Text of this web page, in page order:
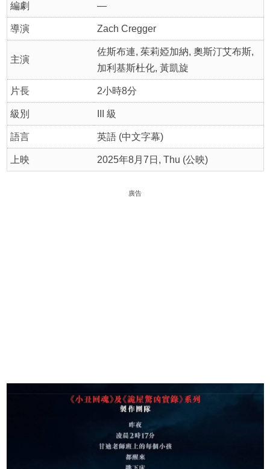
編劇 —
導演 Zach Cregger
主演
佐斯布連, 茱莉婭加納, 奧斯汀艾布斯,
加利基斯杜化, 黃凱旋
片長 2小時8分
級別 III 級
語言 英語 (中文字幕)
上映 2025年8月7日, Thu (公映)
廣告